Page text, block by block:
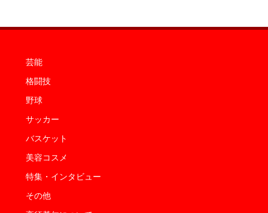
芸能
格闘技
野球
サッカー
バスケット
美容コスメ
特集・インタビュー
その他